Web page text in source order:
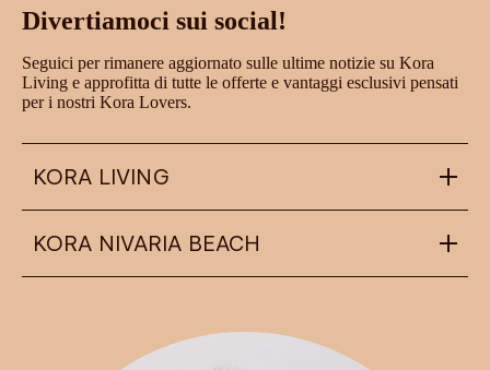
Divertiamoci sui social!
Seguici per rimanere aggiornato sulle ultime notizie su Kora
Living e approfitta di tutte le offerte e vantaggi esclusivi pensati
per i nostri Kora Lovers.
KORA LIVING
KORA NIVARIA BEACH
info@koraliving.com